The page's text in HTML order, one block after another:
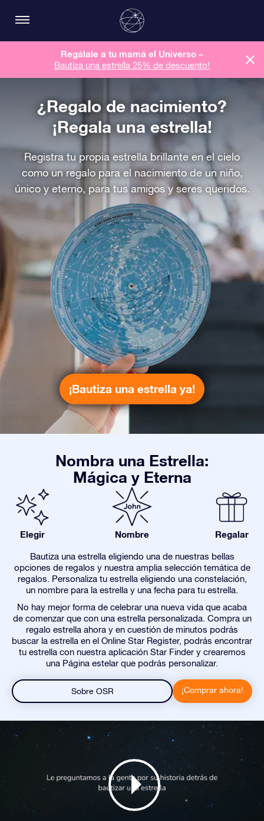
Regálale a tu mamá el Universo –
Bautiza una estrella 25% de descuento!
¿Regalo de nacimiento?
¡Regala una estrella!
Registra tu propia estrella brillante en el cielo
como un regalo para el nacimiento de un niño,
único y eterno, para tus amigos y seres queridos.
¡Bautiza una estrella ya!
Nombra una Estrella:
Mágica y Eterna
Elegir Nombre Regalar
Bautiza una estrella eligiendo una de nuestras bellas
opciones de regalos y nuestra amplia selección temática de
regalos. Personaliza tu estrella eligiendo una constelación,
un nombre para la estrella y una fecha para tu estrella.
No hay mejor forma de celebrar una nueva vida que acaba
de comenzar que con una estrella personalizada. Compra un
regalo estrella ahora y en cuestión de minutos podrás
buscar la estrella en el Online Star Register, podrás encontrar
tu estrella con nuestra aplicación Star Finder y crearemos
una Página estelar que podrás personalizar.
Sobre OSR ¡Comprar ahora!